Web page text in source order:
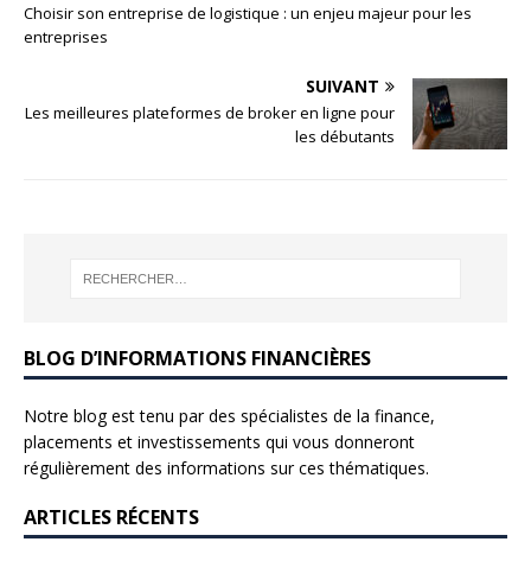
Choisir son entreprise de logistique : un enjeu majeur pour les
entreprises
SUIVANT
Les meilleures plateformes de broker en ligne pour
les débutants
BLOG D’INFORMATIONS FINANCIÈRES
Notre blog est tenu par des spécialistes de la finance,
placements et investissements qui vous donneront
régulièrement des informations sur ces thématiques.
ARTICLES RÉCENTS